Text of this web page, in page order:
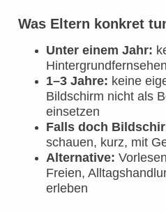
Was Eltern konkret
Unter einem Jahr:
Hintergrundfernsehen
1–3 Jahre: keine
Bildschirm nicht als
einsetzen
Falls doch
schauen, kurz, mit
Alternative:
Freien,
erleben